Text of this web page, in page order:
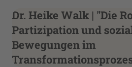
Dr. Heike Walk | "Die
Partizipation und
Bewegungen im